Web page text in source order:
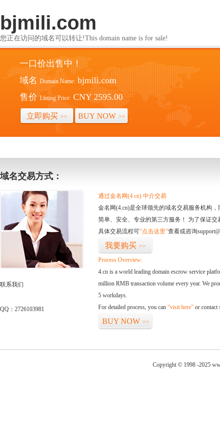
bjmili.com
您正在访问的域名可以转让!This domain name is for sale!
一口价出售中！
域名 Domain Name: bjmili.com
售价 Listing Price: CNY 2595.00
立即购买 >> BUY NOW >>
域名交易方式：
联系我们
QQ：2726103981
通过金名网(4.cn) 中介交易
金名网(4.cn)是全球领先的域名交易服务机构
简单、安全、专业的第三方服务！ 为了保证
具体交易流程可“点击这里”查看或咨询
我要购买 >>
Process Overview:
4.cn is a world leading domain escrow service
million RMB transaction volume every year. We
5 workdays.
For detailed process, you can “visit here” or contact
BUY NOW >>
Copyright © 1998 -2025